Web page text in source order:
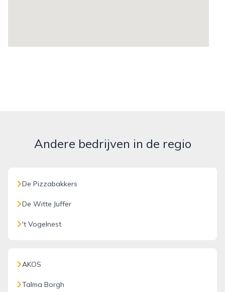
Andere bedrijven in de regio
De Pizzabakkers
De Witte Juffer
't Vogelnest
AKOS
Talma Borgh